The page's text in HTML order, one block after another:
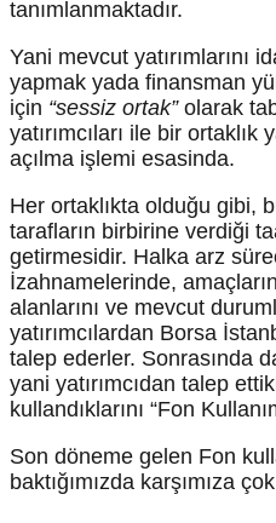
tanımlanmaktadır.
Yani mevcut yatırımlarını
yapmak yada finansman
için “sessiz ortak”olarak
yatırımcıları ile bir
açılma işlemi esasinda.
Her ortaklıkta olduğu gibi,
tarafların birbirine verdiği
getirmesidir. Halka arz
İzahnamelerinde,
alanlarını ve mevcut
yatırımcılardan Borsa
talep ederler. Sonrasında
yani yatırımcıdan talep
kullandıklarını “Fon
Son döneme gelen Fon
baktığımızda karşımıza